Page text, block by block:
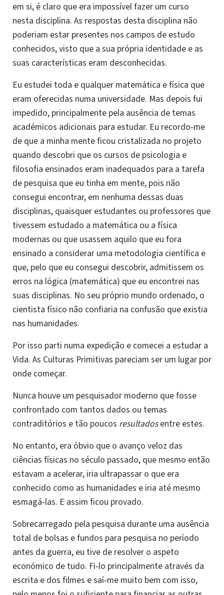
em si, é claro que era impossível fazer um curso
nesta disciplina. As respostas desta disciplina não
poderiam estar presentes nos campos de estudo
conhecidos, visto que a sua própria identidade e as
suas características eram desconhecidas.
Eu estudei toda e qualquer matemática e física que
eram oferecidas numa universidade. Mas depois fui
impedido, principalmente pela ausência de temas
académicos adicionais para estudar. Eu recordo‑me
de que a minha mente ficou cristalizada no projeto
quando descobri que os cursos de psicologia e
filosofia ensinados eram inadequados para a tarefa
de pesquisa que eu tinha em mente, pois não
consegui encontrar, em nenhuma dessas duas
disciplinas, quaisquer estudantes ou professores que
tivessem estudado a matemática ou a física
modernas ou que usassem aquilo que eu fora
ensinado a considerar uma metodologia científica e
que, pelo que eu consegui descobrir, admitissem os
erros na lógica (matemática) que eu encontrei nas
suas disciplinas. No seu próprio mundo ordenado, o
cientista físico não confiaria na confusão que existia
nas humanidades.
Por isso parti numa expedição e comecei a estudar a
Vida. As Culturas Primitivas pareciam ser um lugar por
onde começar.
Nunca houve um pesquisador moderno que fosse
confrontado com tantos dados ou temas
contraditórios e tão poucos resultadosentre estes.
No entanto, era óbvio que o avanço veloz das
ciências físicas no século passado, que mesmo então
estavam a acelerar, iria ultrapassar o que era
conhecido como as humanidades e iria até mesmo
esmagá‑las. E assim ficou provado.
Sobrecarregado pela pesquisa durante uma ausência
total de bolsas e fundos para pesquisa no período
antes da guerra, eu tive de resolver o aspeto
económico de tudo. Fi‑lo principalmente através da
escrita e dos filmes e saí‑me muito bem com isso,